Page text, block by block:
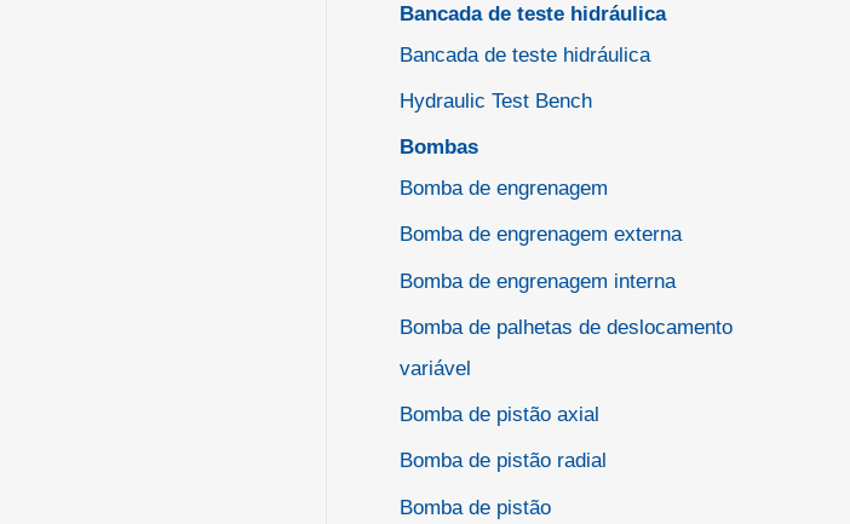
Bancada de teste hidráulica
Bancada de teste hidráulica
Hydraulic Test Bench
Bombas
Bomba de engrenagem
Bomba de engrenagem externa
Bomba de engrenagem interna
Bomba de palhetas de deslocamento
variável
Bomba de pistão axial
Bomba de pistão radial
Bomba de pistão